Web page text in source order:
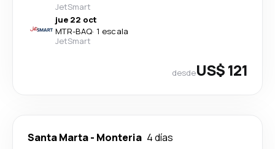
JetSmart
jue 22 oct
MTR-BAQ· 1 escala
JetSmart
desdeUS$ 121
Santa Marta- Monteria 4 días